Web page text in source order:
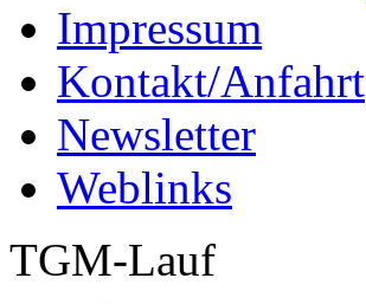
Impressum
Kontakt/Anfahrt
Newsletter
Weblinks
TGM-Lauf